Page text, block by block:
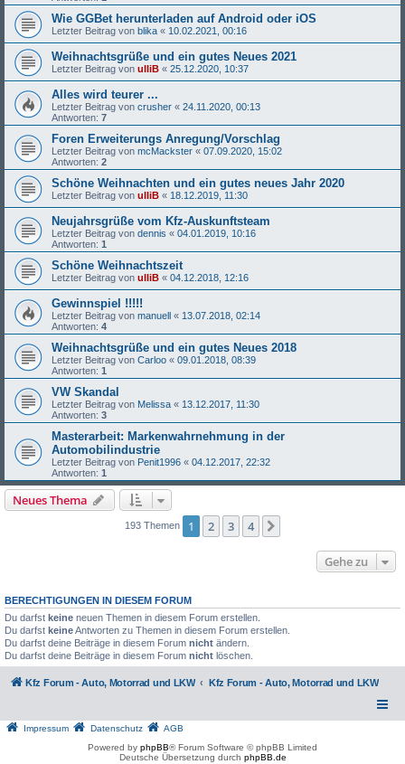
Wie GGBet herunterladen auf Android oder iOS
Letzter Beitrag von blika « 10.02.2021, 00:16
Weihnachtsgrüße und ein gutes Neues 2021
Letzter Beitrag von ulliB « 25.12.2020, 10:37
Alles wird teurer ...
Letzter Beitrag von crusher « 24.11.2020, 00:13
Antworten: 7
Foren Erweiterungs Anregung/Vorschlag
Letzter Beitrag von mcMackster « 07.09.2020, 15:02
Antworten: 2
Schöne Weihnachten und ein gutes neues Jahr 2020
Letzter Beitrag von ulliB « 18.12.2019, 11:30
Neujahrsgrüße vom Kfz-Auskunftsteam
Letzter Beitrag von dennis « 04.01.2019, 10:16
Antworten: 1
Schöne Weihnachtszeit
Letzter Beitrag von ulliB « 04.12.2018, 12:16
Gewinnspiel !!!!!
Letzter Beitrag von manuell « 13.07.2018, 02:14
Antworten: 4
Weihnachtsgrüße und ein gutes Neues 2018
Letzter Beitrag von Carloo « 09.01.2018, 08:39
Antworten: 1
VW Skandal
Letzter Beitrag von Melissa « 13.12.2017, 11:30
Antworten: 3
Masterarbeit: Markenwahrnehmung in der
Automobilindustrie
Letzter Beitrag von Penit1996 « 04.12.2017, 22:32
Antworten: 1
Neues Thema
193 Themen 1 2 3 4
Gehe zu
BERECHTIGUNGEN IN DIESEM FORUM
Du darfst keine neuen Themen in diesem Forum erstellen.
Du darfst keineAntworten zu Themen in diesem Forum erstellen.
Du darfst deine Beiträge in diesem Forum nicht ändern.
Du darfst deine Beiträge in diesem Forum nicht löschen.
Kfz Forum - Auto, Motorrad und LKW Kfz Forum - Auto, Motorrad und LKW
Impressum Datenschutz
AGB
Powered by phpBB® Forum Software © phpBB Limited
Deutsche Übersetzung durch phpBB.de